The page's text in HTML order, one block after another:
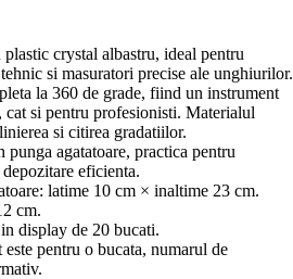
crystal albastru, ideal pentru
si masuratori precise ale unghiurilor.
la 360 de grade, fiind un instrument
cat si pentru profesionisti. Materialul
si citirea gradatiilor.
punga agatatoare, practica pentru
eficienta.
latime 10 cm × inaltime 23 cm.
cm.
display de 20 bucati.
pentru o bucata, numarul de